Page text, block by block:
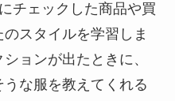
チェックした商品や買
スタイルを学習しま
ョンが出たときに、
な服を教えてくれる